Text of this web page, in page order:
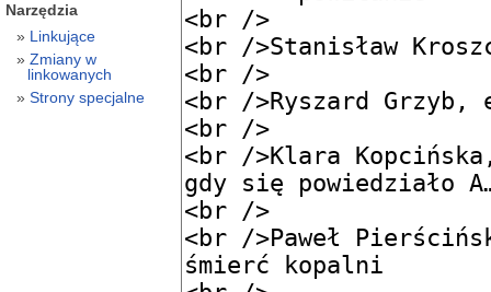
Narzędzia
Linkujące
Zmiany w
linkowanych
Strony specjalne